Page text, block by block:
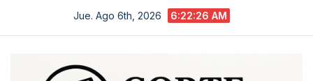
Jue. Ago 6th, 2026 6:22:27 AM